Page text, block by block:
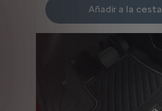
32,22
€
updated
1
Añadir a la cesta